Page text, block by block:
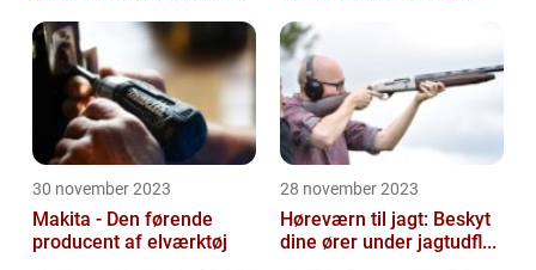
30 november 2023
Makita - Den førende
producent af elværktøj
28 november 2023
Høreværn til jagt: Beskyt
dine ører under jagtudfl...